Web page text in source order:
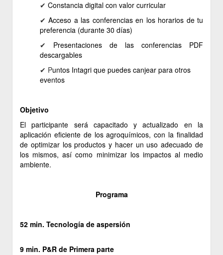
✔ ​ Constancia digital con valor curricular
✔Acceso a las conferencias en los horarios de tu
preferencia (durante 30 días)
✔ Presentaciones de las conferencias PDF
descargables
✔ Puntos Intagri que puedes canjear para otros
eventos
Objetivo
El participante será capacitado y actualizado en la
aplicación eficiente de los agroquímicos, con la finalidad
de optimizar los productos y hacer un uso adecuado de
los mismos, así como minimizar los impactos al medio
ambiente.
Programa
52 min. Tecnología de aspersión
9 min. P&R de Primera parte